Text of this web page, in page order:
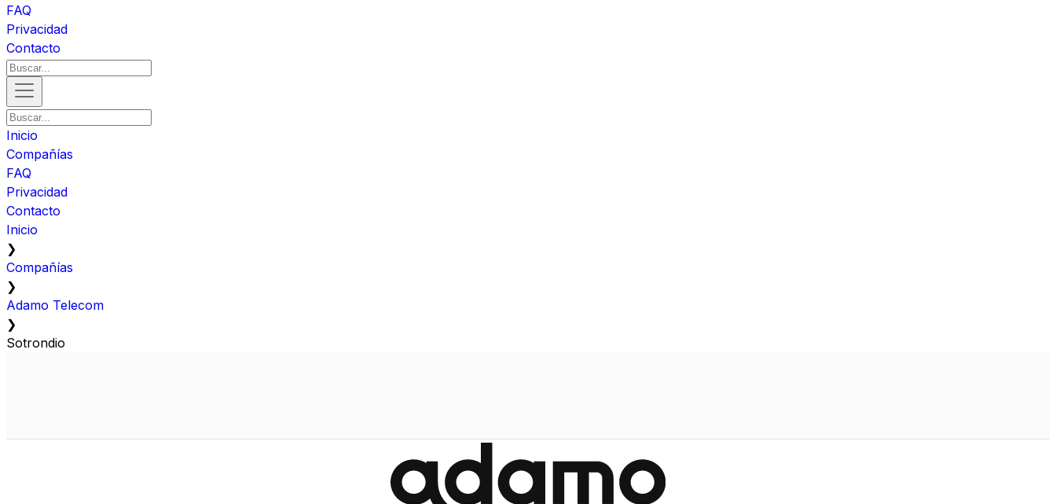
FAQ
Privacidad
Contacto
Inicio
Compañías
FAQ
Privacidad
Contacto
Inicio
❯
Compañías
❯
Adamo Telecom
❯
Sotrondio